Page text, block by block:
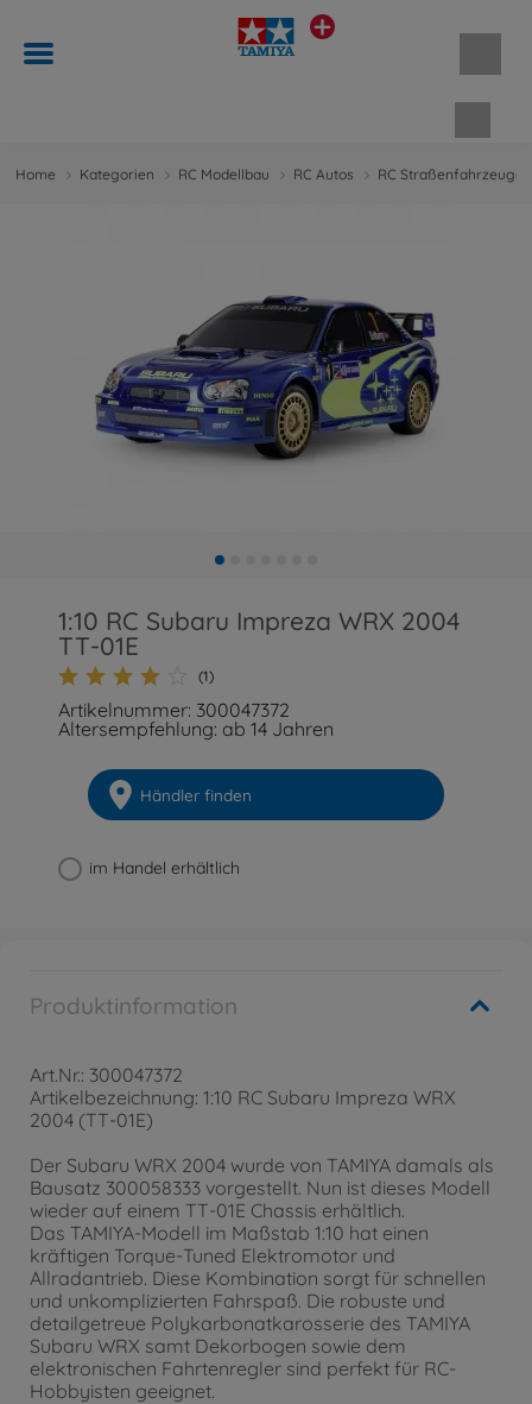
Home Kategorien RC Modellbau RC Autos RC Straßenfahrzeuge
1:10 RC Subaru Impreza WRX 2004
TT-01E
(1)
Artikelnummer: 300047372
Altersempfehlung: ab 14 Jahren
Händler finden
im Handel erhältlich
Produktinformation
Art.Nr.: 300047372
Artikelbezeichnung: 1:10 RC Subaru Impreza WRX
2004 (TT-01E)
Der Subaru WRX 2004 wurde von TAMIYA damals als
Bausatz 300058333 vorgestellt. Nun ist dieses Modell
wieder auf einem TT-01E Chassis erhältlich.
Das TAMIYA-Modell im Maßstab 1:10 hat einen
kräftigen Torque-Tuned Elektromotor und
Allradantrieb. Diese Kombination sorgt für schnellen
und unkomplizierten Fahrspaß. Die robuste und
detailgetreue Polykarbonatkarosserie des TAMIYA
Subaru WRX samt Dekorbogen sowie dem
elektronischen Fahrtenregler sind perfekt für RC-
Hobbyisten geeignet.